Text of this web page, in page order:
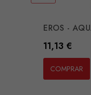
EROS -
Preço
11,13 €
COMPRAR